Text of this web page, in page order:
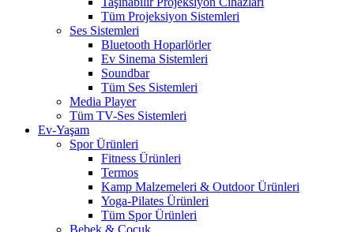
Tüm Projeksiyon Sistemleri
Ses Sistemleri
Bluetooth Hoparlörler
Ev Sinema Sistemleri
Soundbar
Tüm Ses Sistemleri
Media Player
Tüm TV-Ses Sistemleri
Ev-Yaşam
Spor Ürünleri
Fitness Ürünleri
Termos
Kamp Malzemeleri & Outdoor Ürünleri
Yoga-Pilates Ürünleri
Tüm Spor Ürünleri
Bebek & Çocuk